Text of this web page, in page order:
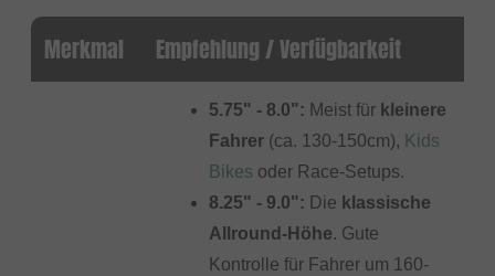
Merkmal Empfehlung / Verfügbarkeit
5.75" - 8.0": Meist für kleinere
Fahrer (ca. 130-150cm), Kids
Bikes oder Race-Setups.
8.25" - 9.0": Die klassische
Allround-Höhe. Gute
Kontrolle für Fahrer um 160-